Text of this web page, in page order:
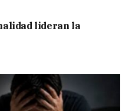
lideran la